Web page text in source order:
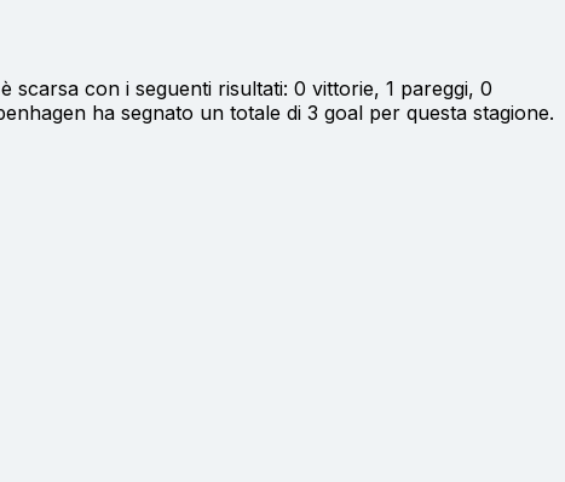
è scarsa con i seguenti risultati: 0 vittorie, 1 pareggi, 0
ha segnato un totale di 3 goal per questa stagione.